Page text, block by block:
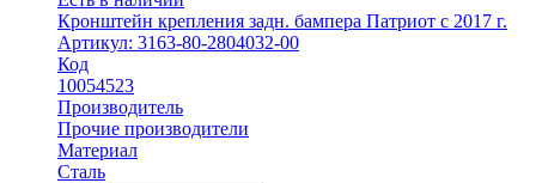
Кронштейн крепления задн. бампера Патриот с 2017 г.
Артикул: 3163-80-2804032-00
Код
10054523
Производитель
Прочие производители
Материал
Сталь